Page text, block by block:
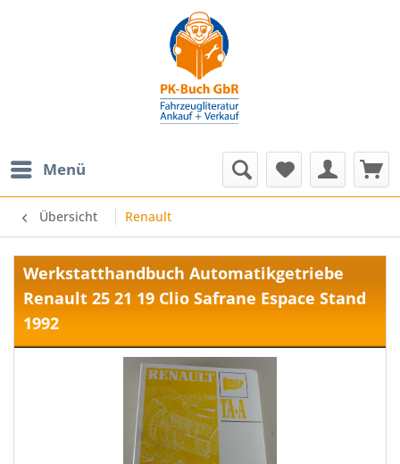
Menü
Übersicht Renault
Werkstatthandbuch Automatikgetriebe
Renault 25 21 19 Clio Safrane Espace Stand
1992